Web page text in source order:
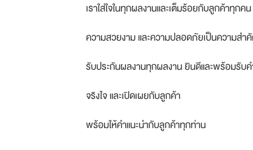
เราใส่ใจในทุกผลงานและเต็มร้อยกับลูกค้าทุกคน
ความสวยงาม และความปลอดภัยเป็นความสำ
รับประกันผลงานทุกผลงาน ยินดีและพร้อมรับ
จริงใจ และเปิดเผยกับลูกค้า
พร้อมให้คำแนะนำกับลูกค้าทุกท่าน